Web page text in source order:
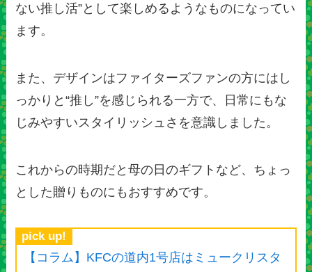
ない推し活”として楽しめるようなものになってい
ます。
また、デザインはファイターズファンの方にはし
っかりと“推し”を感じられる一方で、日常にもな
じみやすいスタイリッシュさを意識しました。
これからの時期だと母の日のギフトなど、ちょっ
とした贈りものにもおすすめです。
pick up!
【コラム】KFCの道内1号店はミュークリスタ